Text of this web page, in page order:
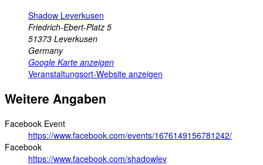
Shadow Leverkusen
Friedrich-Ebert-Platz 5
51373 Leverkusen
Germany
Google Karte anzeigen
Veranstaltungsort-Website anzeigen
Weitere Angaben
Facebook Event
https://www.facebook.com/events/1676149156781242/
Facebook
https://www.facebook.com/shadowlev